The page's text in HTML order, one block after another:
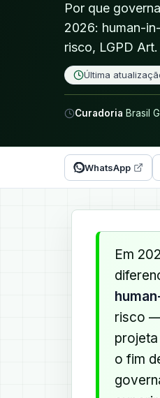
Por que
2026: human-
risco, LGPD
Última
Curadoria Brasil
WhatsApp
Em
risco
o fim